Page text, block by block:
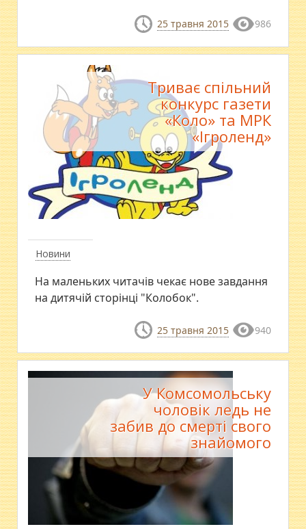
25 травня 2015 986
Новини
Триває спільний
конкурс газети
«Коло» та МРК
«Ігроленд»
На маленьких читачів чекає нове завдання
на дитячій сторінці "Колобок".
25 травня 2015 940
У Комсомольську
чоловік ледь не
забив до смерті свого
знайомого